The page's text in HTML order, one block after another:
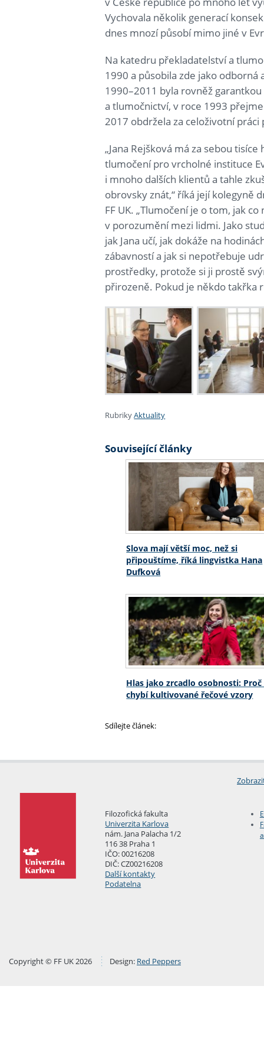
Vychovala několik generací
dnes mnozí působí mimo jiné v
Na katedru překladatelství a
1990 a působila zde jako
1990–2011 byla rovněž
a tlumočnictví, v roce 1993
2017 obdržela za celoživotní práci
„Jana Rejšková má za sebou
tlumočení pro vrcholné instituce
i mnoho dalších klientů a tahle
obrovsky znát,“ říká její kolegyně
FF UK. „Tlumočení je o tom, jak
v porozumění mezi lidmi. Jako
jak Jana učí, jak dokáže na
zábavností a jak si nepotřebuje
prostředky, protože si ji prostě
přirozeně. Pokud je někdo takřka
RubrikyAktuality
Související články
Slova mají větší moc, než si
připouštíme, říká lingvistka Hana
Dufková
Hlas jako zrcadlo osobnosti:
chybí kultivované řečové vzory
Sdílejte článek:
Filozofická fakulta
Univerzita Karlova
nám. Jana Palacha 1/2
116 38 Praha 1
IČO: 00216208
DIČ: CZ00216208
Další kontakty
Podatelna
Copyright © FF UK 2026 Design: Red Peppers